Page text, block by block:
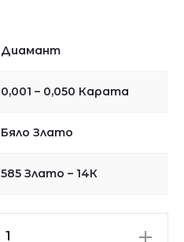
Диамант
0,001 – 0,050 Карата
Бяло Злато
585 Злато – 14К